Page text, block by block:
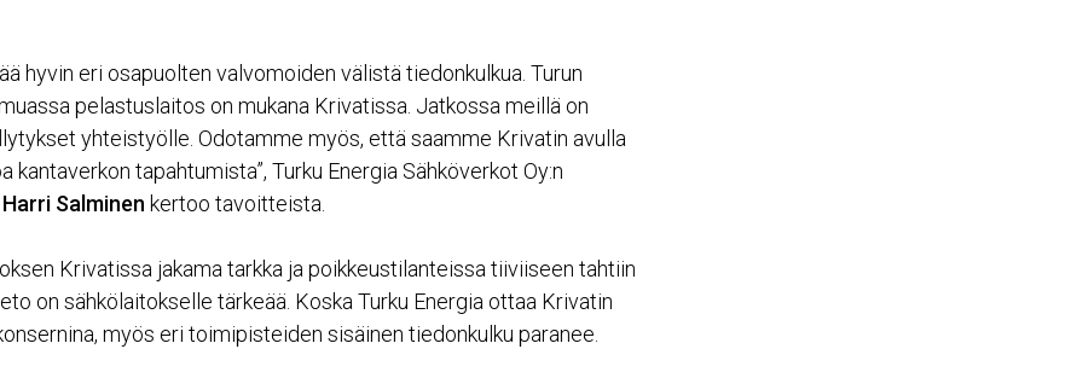
hyvin eri osapuolten valvomoiden välistä tiedonkulkua. Turun
pelastuslaitos on mukana Krivatissa. Jatkossa meillä on
yhteistyölle. Odotamme myös, että saamme Krivatin avulla
kantaverkon tapahtumista”, Turku Energia Sähköverkot Oy:n
Harri Salminen kertoo tavoitteista.
Krivatissa jakama tarkka ja poikkeustilanteissa tiiviiseen tahtiin
on sähkölaitokselle tärkeää. Koska Turku Energia ottaa Krivatin
myös eri toimipisteiden sisäinen tiedonkulku paranee.